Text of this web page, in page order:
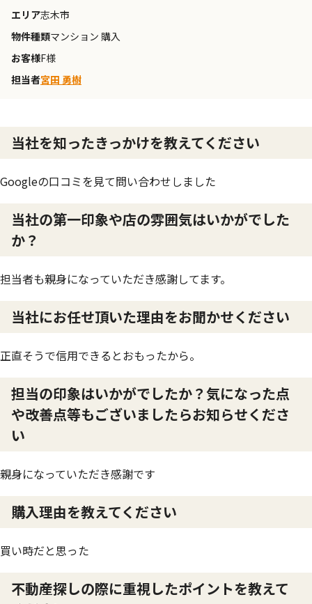
エリア志木市
物件種類マンション 購入
お客様F様
担当者宮田 勇樹
当社を知ったきっかけを教えてください
Googleの口コミを見て問い合わせしました
当社の第一印象や店の雰囲気はいかがでした
か？
担当者も親身になっていただき感謝してます。
当社にお任せ頂いた理由をお聞かせください
正直そうで信用できるとおもったから。
担当の印象はいかがでしたか？気になった点
や改善点等もございましたらお知らせくださ
い
親身になっていただき感謝です
購入理由を教えてください
買い時だと思った
不動産探しの際に重視したポイントを教えて